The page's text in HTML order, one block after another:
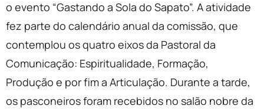
o evento “Gastando a Sola do Sapato”. A atividade
fez parte do calendário anual da comissão, que
contemplou os quatro eixos da Pastoral da
Comunicação: Espiritualidade, Formação,
Produção e por fim a Articulação. Durante a tarde,
os pasconeiros foram recebidos no salão nobre da